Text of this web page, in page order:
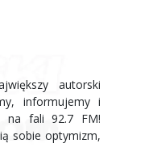
autorski
informujemy i
na fali 92.7 FM!
sobie optymizm,